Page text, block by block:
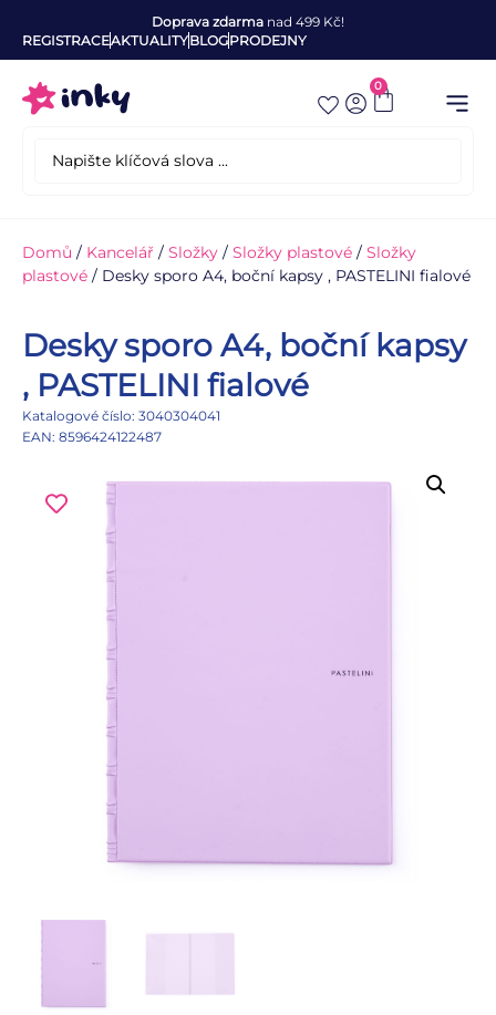
Doprava zdarma nad 499 Kč!
REGISTRACEAKTUALITYBLOGPRODEJNY
0
Domů / Kancelář / Složky / Složky plastové / Složky
plastové / Desky sporo A4, boční kapsy , PASTELINI fialové
Desky sporo A4, boční kapsy
, PASTELINI fialové
Katalogové číslo: 3040304041
EAN: 8596424122487